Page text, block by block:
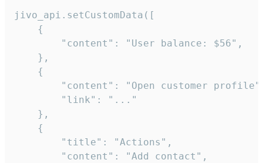
jivo_api.setCustomData([
    {
        "content": "User balance: $56",
    },
    {
"content": "Open customer
        "link": "..."
    },
    {
        "title": "Actions",
        "content": "Add contact",